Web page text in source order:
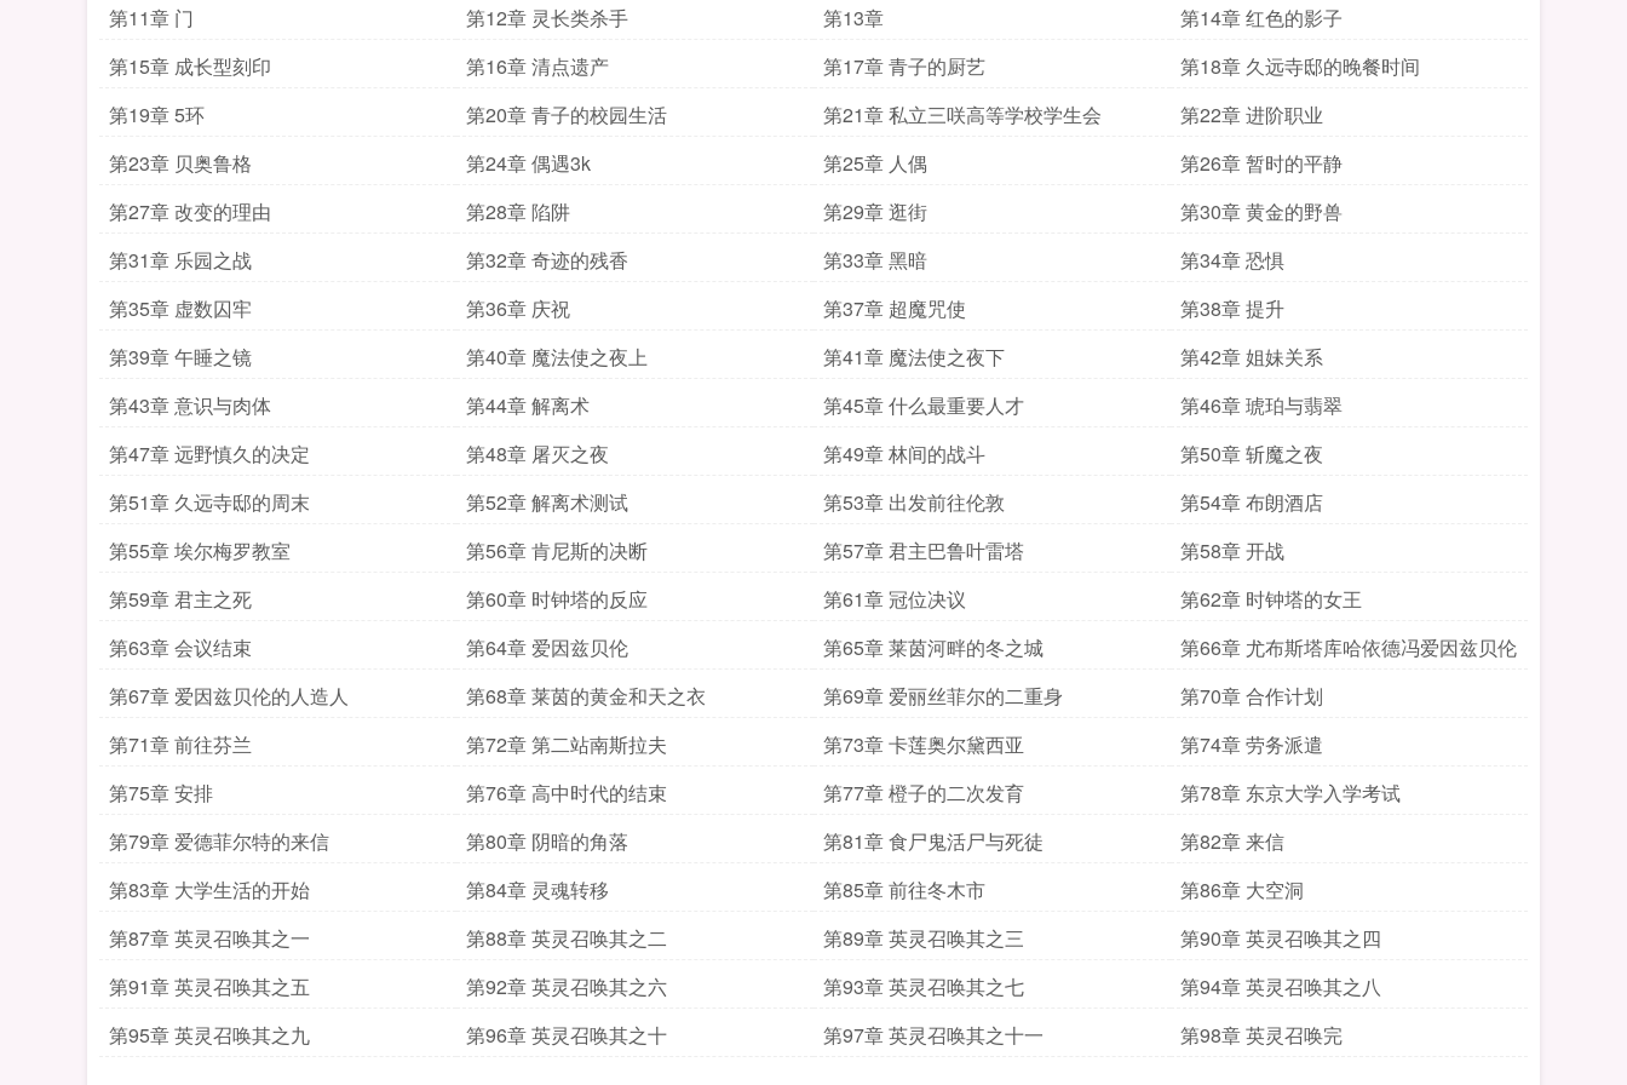
第11章 门
第12章 灵长类杀手 第13章
第14章 红色的影子
第15章 成长型刻印
第16章 清点遗产 第17章 青子的厨艺
第18章 久远寺邸的晚餐时间
第19章 5环
第20章 青子的校园生活 第21章 私立三咲高等学校学生会
第22章 进阶职业
第23章 贝奥鲁格
第24章 偶遇3k 第25章 人偶
第26章 暂时的平静
第27章 改变的理由
第28章 陷阱 第29章 逛街
第30章 黄金的野兽
第31章 乐园之战
第32章 奇迹的残香 第33章 黑暗
第34章 恐惧
第35章 虚数囚牢
第36章 庆祝 第37章 超魔咒使
第38章 提升
第39章 午睡之镜
第40章 魔法使之夜上 第41章 魔法使之夜下
第42章 姐妹关系
第43章 意识与肉体
第44章 解离术 第45章 什么最重要人才
第46章 琥珀与翡翠
第47章 远野慎久的决定
第48章 屠灭之夜 第49章 林间的战斗
第50章 斩魔之夜
第51章 久远寺邸的周末
第52章 解离术测试 第53章 出发前往伦敦
第54章 布朗酒店
第55章 埃尔梅罗教室
第56章 肯尼斯的决断 第57章 君主巴鲁叶雷塔
第58章 开战
第59章 君主之死
第60章 时钟塔的反应 第61章 冠位决议
第62章 时钟塔的女王
第63章 会议结束
第64章 爱因兹贝伦 第65章 莱茵河畔的冬之城
第66章 尤布斯塔库哈依德冯爱因兹贝伦
第67章 爱因兹贝伦的人造人
第68章 莱茵的黄金和天之衣 第69章 爱丽丝菲尔的二重身
第70章 合作计划
第71章 前往芬兰
第72章 第二站南斯拉夫 第73章 卡莲奥尔黛西亚
第74章 劳务派遣
第75章 安排
第76章 高中时代的结束 第77章 橙子的二次发育
第78章 东京大学入学考试
第79章 爱德菲尔特的来信
第80章 阴暗的角落 第81章 食尸鬼活尸与死徒
第82章 来信
第83章 大学生活的开始
第84章 灵魂转移 第85章 前往冬木市
第86章 大空洞
第87章 英灵召唤其之一
第88章 英灵召唤其之二 第89章 英灵召唤其之三
第90章 英灵召唤其之四
第91章 英灵召唤其之五
第92章 英灵召唤其之六 第93章 英灵召唤其之七
第94章 英灵召唤其之八
第95章 英灵召唤其之九
第96章 英灵召唤其之十 第97章 英灵召唤其之十一 第98章 英灵召唤完